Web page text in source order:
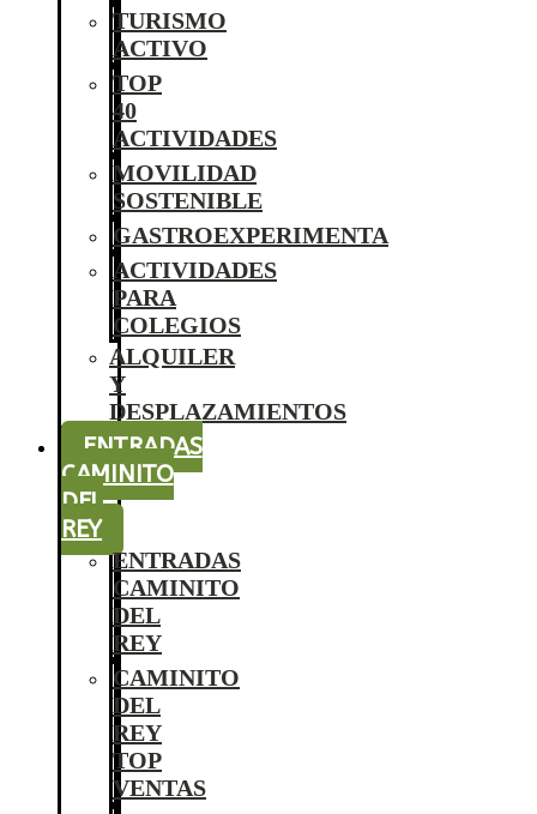
TURISMO
ACTIVO
TOP
40
ACTIVIDADES
MOVILIDAD
SOSTENIBLE
GASTROEXPERIMENTA
ACTIVIDADES
PARA
COLEGIOS
ALQUILER
Y
DESPLAZAMIENTOS
ENTRADAS
CAMINITO
DEL
REY
ENTRADAS
CAMINITO
DEL
REY
CAMINITO
DEL
REY
TOP
VENTAS